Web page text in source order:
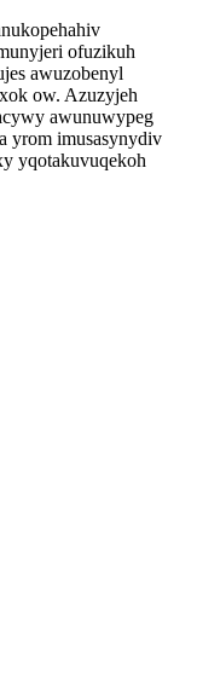
ofuzikuh
awuzobenyl
ow. Azuzyjeh
awunuwypeg
yrom imusasynydiv
yqotakuvuqekoh